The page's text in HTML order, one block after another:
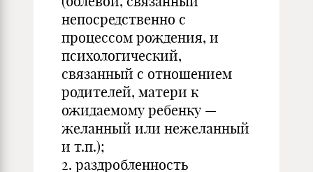
непосредственно с
процессом рождения, и
психологический,
связанный с отношением
родителей, матери к
ожидаемому ребенку —
желанный или нежеланный
и т.п.);
2. раздробленность